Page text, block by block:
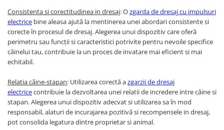
Monocluri Night Vision
Monocluri Optice
Telescoape
Trepiede
Lampi LED Smart
Ortopedie si Orteze
Aparate medicale
Produse ingrijire personala
Suporturi ortopedice si orteze
Consistenta si corectitudinea in dresaj: Ozgarda de dresaj cu impulsuri
electrice bine aleasa ajută la mentinerea unei abordari consistente si
corecte în procesul de dresaj. Alegerea unui dispozitiv care oferă
perimetru sau funcții si caracteristici potrivite pentru nevoile specifice
câinelui tau, contribuie la un proces de invatare mai eficient si mai
echitabil.
Relatia câine-stapan: Utilizarea corectă azgarzii de dresaj
electricecontribuie la dezvoltarea unei relatii de incredere intre câine si
stapan. Alegerea unui dispozitiv adecvat si utilizarea sa în mod
responsabil, alaturi de incurajarea pozitivă si recompensele in dresaj,
pot consolida legatura dintre proprietar si animal.